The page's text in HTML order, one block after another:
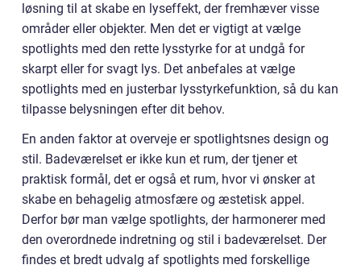
løsning til at skabe en lyseffekt, der fremhæver visse
områder eller objekter. Men det er vigtigt at vælge
spotlights med den rette lysstyrke for at undgå for
skarpt eller for svagt lys. Det anbefales at vælge
spotlights med en justerbar lysstyrkefunktion, så du kan
tilpasse belysningen efter dit behov.
En anden faktor at overveje er spotlightsnes design og
stil. Badeværelset er ikke kun et rum, der tjener et
praktisk formål, det er også et rum, hvor vi ønsker at
skabe en behagelig atmosfære og æstetisk appel.
Derfor bør man vælge spotlights, der harmonerer med
den overordnede indretning og stil i badeværelset. Der
findes et bredt udvalg af spotlights med forskellige